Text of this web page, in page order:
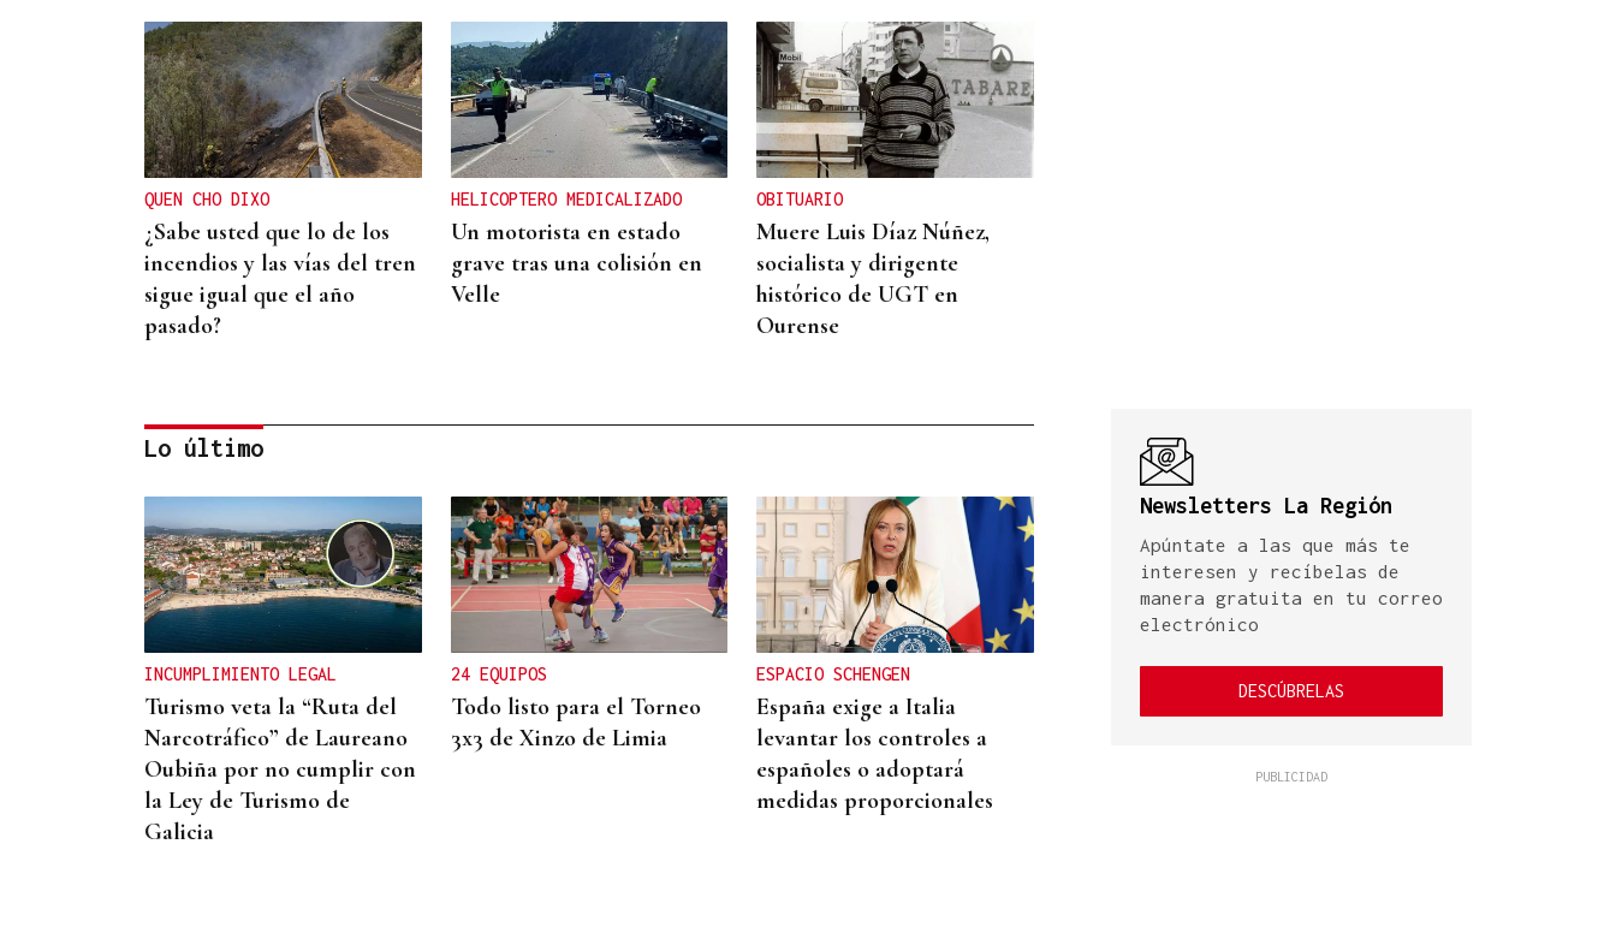
QUEN CHO DIXO
¿Sabe usted que lo de los
incendios y las vías del tren
sigue igual que el año
pasado?
HELICOPTERO MEDICALIZADO
Un motorista en estado
grave tras una colisión en
Velle
OBITUARIO
Muere Luis Díaz Núñez,
socialista y dirigente
histórico de UGT en
Ourense
CANEDO
Un herido en la colisión
entre dos coches en la
entrada a las termas de
Outariz
Lo último
INCUMPLIMIENTO LEGAL
Turismo veta la “Ruta del
Narcotráfico” de Laureano
Oubiña por no cumplir con
la Ley de Turismo de
Galicia
24 EQUIPOS
Todo listo para el Torneo
3x3 de Xinzo de Limia
ESPACIO SCHENGEN
España exige a Italia
levantar los controles a
españoles o adoptará
medidas proporcionales
Newsletters La Región
Apúntate a las que más te
interesen y recíbelas de
manera gratuita en tu correo
electrónico
DESCÚBRELAS